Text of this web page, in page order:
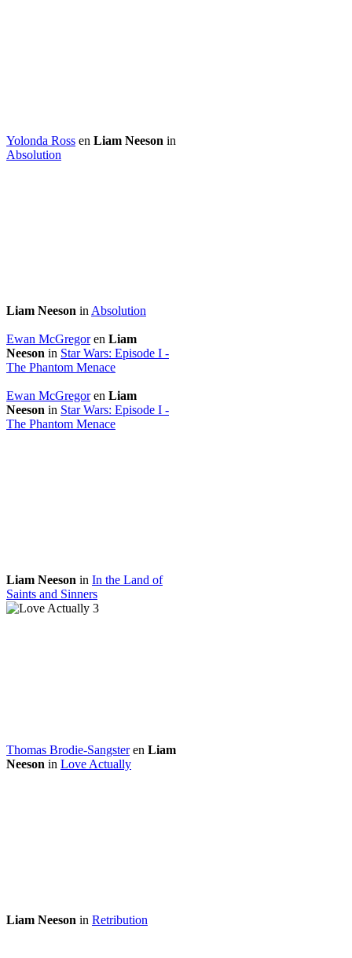
Yolonda Ross en Liam Neeson in
Absolution
Liam Neeson in Absolution
Ewan McGregoren Liam
Neeson in Star Wars: Episode I -
The Phantom Menace
Ewan McGregoren Liam
Neeson in Star Wars: Episode I -
The Phantom Menace
Liam Neeson in In the Land of
Saints and Sinners
Thomas Brodie-Sangsteren Liam
Neeson in Love Actually
Liam Neeson in Retribution